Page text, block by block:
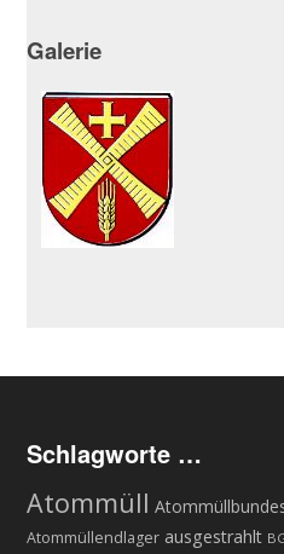
Galerie
Schlagworte …
Atommüll
Atommüllendlager ausgestrahlt